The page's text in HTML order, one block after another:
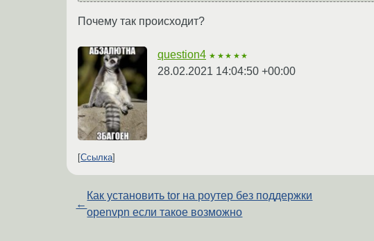
Почему так происходит?
question4 ★★★★★
28.02.2021 14:04:50 +00:00
Ссылка
←
Как установить tor на роутер без поддержки
openvpn если такое возможно